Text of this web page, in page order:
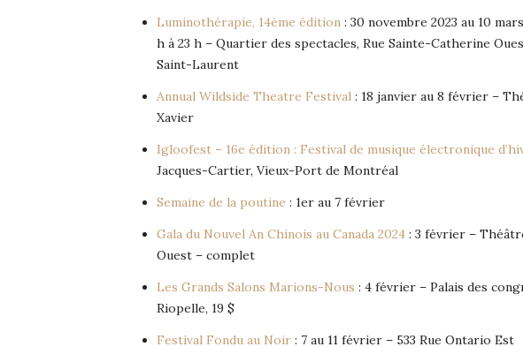
Luminothérapie, 14ème édition : 30 novembre 2023 au 10
h à 23 h – Quartier des spectacles, Rue Sainte-Catherine
Saint-Laurent
Annual Wildside Theatre Festival : 18 janvier au 8 février –
Xavier
Igloofest – 16e édition : Festival de musique électronique
Jacques-Cartier, Vieux-Port de Montréal
Semaine de la poutine : 1er au 7 février
Gala du Nouvel An Chinois au Canada 2024 : 3 février –
Ouest – complet
Les Grands Salons Marions-Nous : 4 février – Palais des
Riopelle, 19 $
Festival Fondu au Noir : 7 au 11 février – 533 Rue Ontario Est